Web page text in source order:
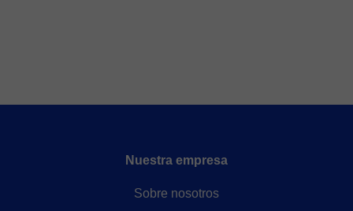
Nuestra empresa
Sobre nosotros